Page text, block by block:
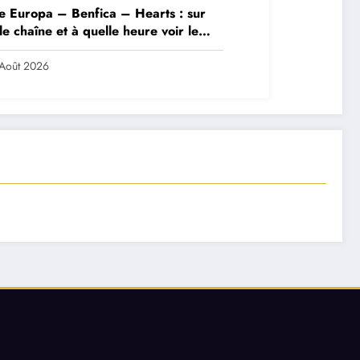
Europa – Benfica – Hearts : sur
chaîne et à quelle heure voir le
?
2026